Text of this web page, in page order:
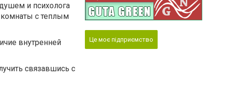
и психолога
с теплым
внутренней
связавшись с
Це моє підприємство